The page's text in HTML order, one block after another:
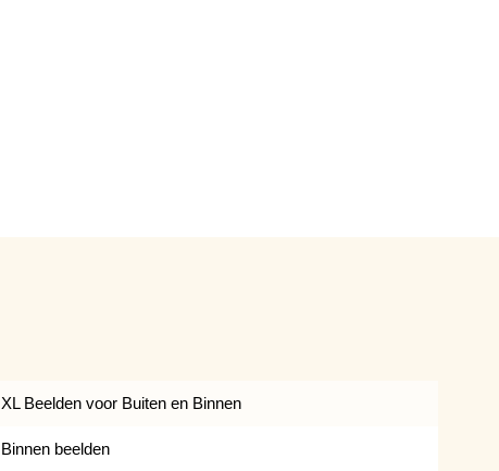
XL Beelden voor Buiten en Binnen
Binnen beelden